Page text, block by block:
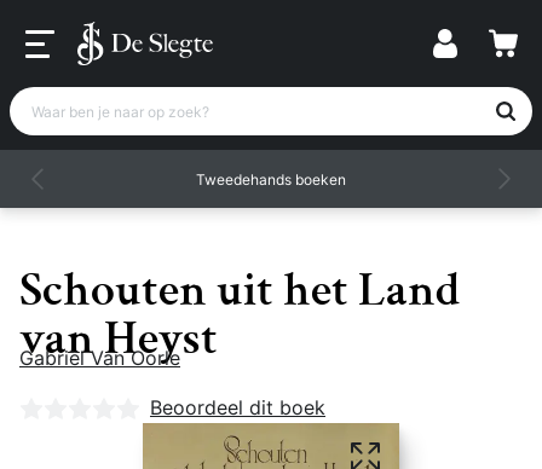
Waar ben je naar op zoek?
Tweedehands boeken
Schouten uit het Land
van Heyst
Gabriël Van Oorle
Nog geen beoordelingen
Beoordeel dit boek